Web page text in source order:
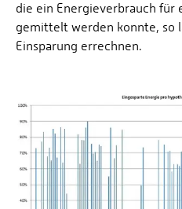
die ein Energieverbrauch für
gemittelt werden konnte, so
Einsparung errechnen.